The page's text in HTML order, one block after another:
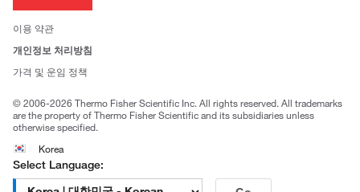
사회적 책임
브랜드
이용 약관
개인정보 처리방침
가격 및 운임 정책
© 2006-2026 Thermo Fisher Scientific Inc. All rights reserved. All trademarks
are the property of Thermo Fisher Scientific and its subsidiaries unless
otherwise specified.
Korea
Select Language: